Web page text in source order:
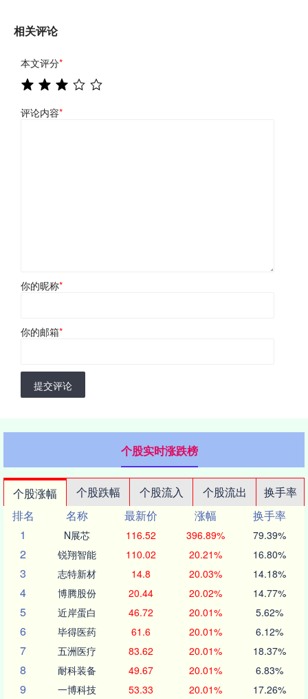
相关评论
本文评分*
评论内容*
你的昵称*
你的邮箱*
提交评论
个股实时涨跌榜
个股涨幅 个股跌幅 个股流入 个股流出
换手率
排名
名称 最新价 涨幅
换手率
1
N展芯 116.52 396.89% 79.39%
2 锐翔智能 110.02 20.21% 16.80%
3 志特新材 14.8 20.03% 14.18%
4 博腾股份 20.44 20.02% 14.77%
5 近岸蛋白 46.72 20.01% 5.62%
6 毕得医药 61.6 20.01% 6.12%
7 五洲医疗 83.62 20.01% 18.37%
8 耐科装备 49.67 20.01% 6.83%
9 一博科技 53.33 20.01% 17.26%